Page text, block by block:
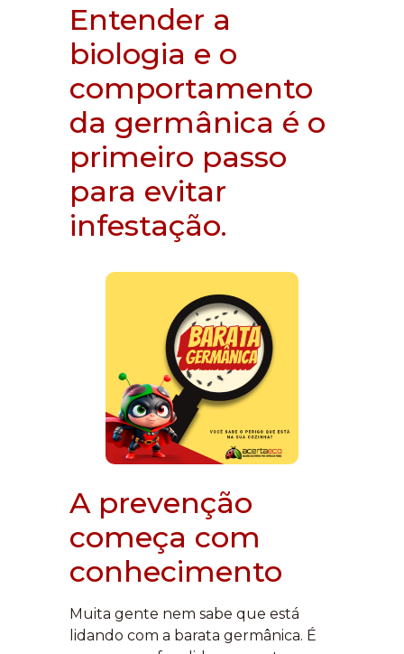
Entender a
biologia e o
comportamento
da germânica é o
primeiro passo
para evitar
infestação.
A prevenção
começa com
conhecimento
Muita gente nem sabe que está
lidando com a barata germânica. É